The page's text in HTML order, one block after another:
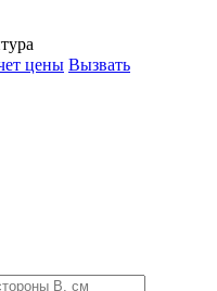
цены Вызвать